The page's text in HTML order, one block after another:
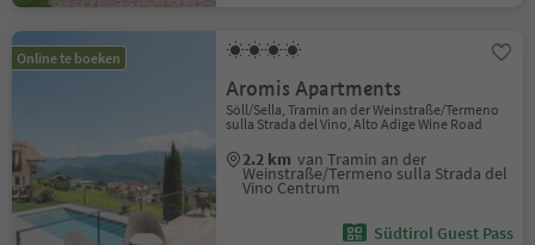
Online te boeken
Aromis Apartments
Söll/Sella, Tramin an der Weinstraße/Termeno
sulla Strada del Vino, Alto Adige Wine Road
2.2 km van Tramin an der
Weinstraße/Termeno sulla Strada del
Vino Centrum
Südtirol Guest Pass